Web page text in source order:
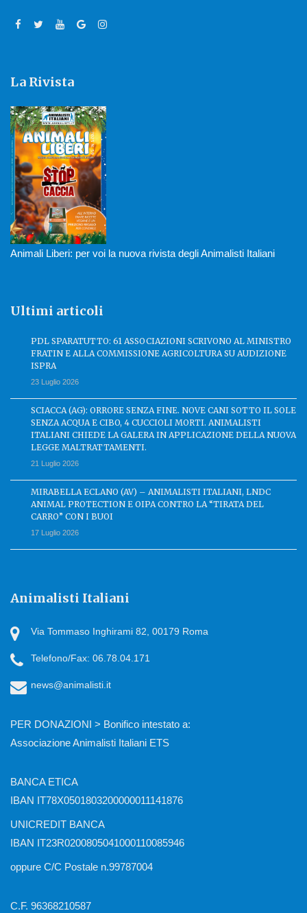
La Rivista
Animali Liberi: per voi la nuova rivista degli Animalisti Italiani
Ultimi articoli
PDL SPARATUTTO: 61 ASSOCIAZIONI SCRIVONO AL MINISTRO
FRATIN E ALLA COMMISSIONE AGRICOLTURA SU AUDIZIONE
ISPRA
23 Luglio 2026
SCIACCA (AG): ORRORE SENZA FINE. NOVE CANI SOTTO IL SOLE
SENZA ACQUA E CIBO, 4 CUCCIOLI MORTI. ANIMALISTI
ITALIANI CHIEDE LA GALERA IN APPLICAZIONE DELLA NUOVA
LEGGE MALTRATTAMENTI.
21 Luglio 2026
MIRABELLA ECLANO (AV) – ANIMALISTI ITALIANI, LNDC
ANIMAL PROTECTION E OIPA CONTRO LA “TIRATA DEL
CARRO” CON I BUOI
17 Luglio 2026
Animalisti Italiani
Via Tommaso Inghirami 82, 00179 Roma
Telefono/Fax: 06.78.04.171
news@animalisti.it
PER DONAZIONI > Bonifico intestato a:
Associazione Animalisti Italiani ETS
BANCA ETICA
IBAN IT78X0501803200000011141876
UNICREDIT BANCA
IBAN IT23R0200805041000110085946
oppure C/C Postale n.99787004
C.F. 96368210587